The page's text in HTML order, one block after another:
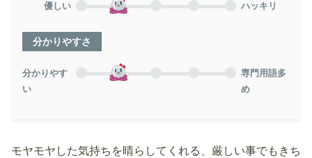
優しい ハッキリ
分かりやすさ
分かりやす
い
専門用語多
め
モヤモヤした気持ちを晴らしてくれる、厳しい事でもきち